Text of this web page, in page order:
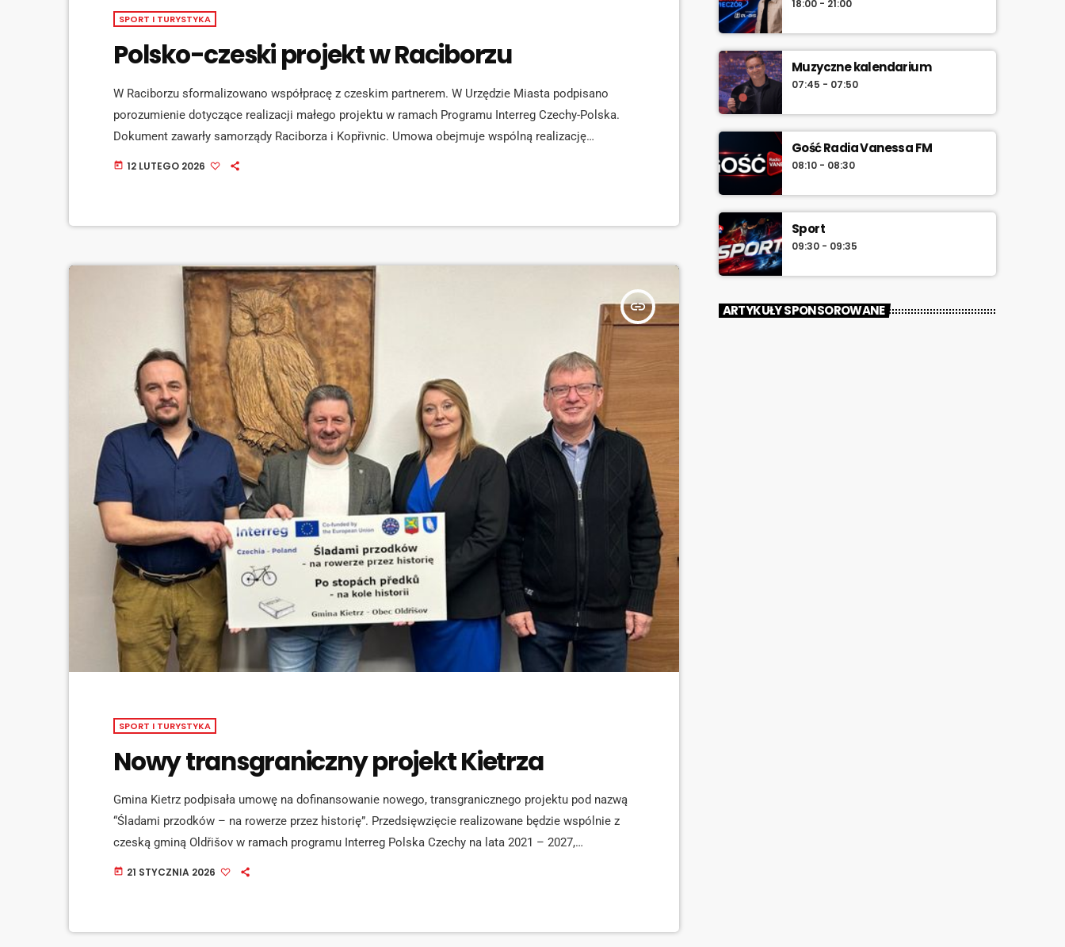
SPORT I TURYSTYKA
Polsko-czeski projekt w Raciborzu
W Raciborzu sformalizowano współpracę z czeskim partnerem. W Urzędzie Miasta podpisano
porozumienie dotyczące realizacji małego projektu w ramach Programu Interreg Czechy-Polska.
Dokument zawarły samorządy Raciborza i Kopřivnic. Umowa obejmuje wspólną realizację
przedsięwzięcia pod nazwą “Silesianka – Widoki bez granic”, które będzie prowadzone przez pięć
today 12 LUTEGO 2026
insert_link
SPORT I TURYSTYKA
Nowy transgraniczny projekt Kietrza
Gmina Kietrz podpisała umowę na dofinansowanie nowego, transgranicznego projektu pod nazwą
“Śladami przodków – na rowerze przez historię”. Przedsięwzięcie realizowane będzie wspólnie z
czeską gminą Oldřišov w ramach programu Interreg Polska Czechy na lata 2021 – 2027,
wspierającego rozwój regionów przygranicznych. Po stronie Gminy Kietrz dofinansowanie wynosi
today 21 STYCZNIA 2026
południa.
18:00 - 21:00
Muzyczne kalendarium
07:45 - 07:50
Gość Radia Vanessa FM
08:10 - 08:30
Sport
09:30 - 09:35
ARTYKUŁY SPONSOROWANE